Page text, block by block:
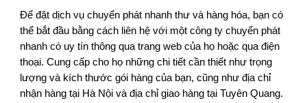
Để đặt dịch vụ chuyển phát nhanh thư và hàng hóa, bạn có
thể bắt đầu bằng cách liên hệ với một công ty chuyển phát
nhanh có uy tín thông qua trang web của họ hoặc qua điện
thoại. Cung cấp cho họ những chi tiết cần thiết như trọng
lượng và kích thước gói hàng của bạn, cũng như địa chỉ
nhận hàng tại Hà Nội và địa chỉ giao hàng tại Tuyên Quang.